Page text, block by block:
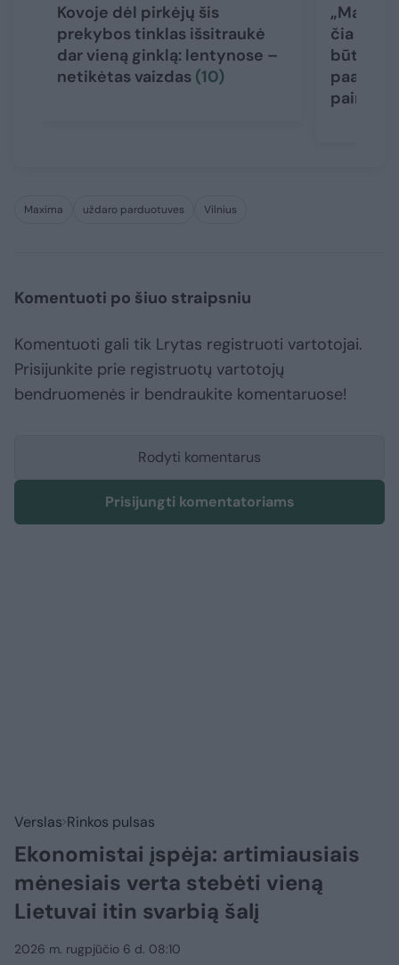
Kovoje dėl pirkėjų šis
prekybos tinklas išsitraukė
dar vieną ginklą: lentynose –
netikėtas vaizdas (10)
čia
būti:
painiavą
Maxima uždaro parduotuves Vilnius
Komentuoti po šiuo straipsniu
Komentuoti gali tik Lrytas registruoti vartotojai.
Prisijunkite prie registruotų vartotojų
bendruomenės ir bendraukite komentaruose!
Rodyti komentarus
Prisijungti komentatoriams
Verslas Rinkos pulsas
Ekonomistai įspėja: artimiausiais
mėnesiais verta stebėti vieną
Lietuvai itin svarbią šalį
2026 m. rugpjūčio 6 d. 08:10